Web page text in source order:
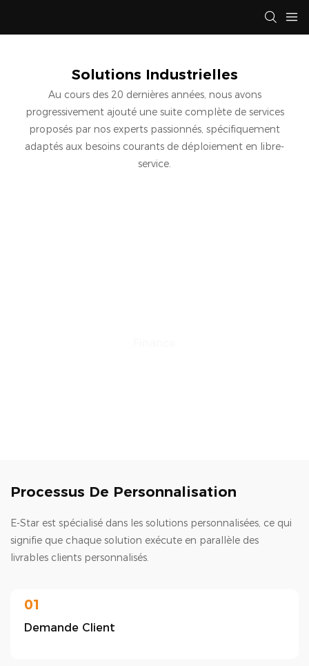
Solutions Industrielles
Au cours des 20 dernières années, nous avons
progressivement ajouté une suite complète de services
proposés par nos experts passionnés, spécifiquement
adaptés aux besoins courants de déploiement en libre-
service.
Processus De Personnalisation
E-Star est spécialisé dans les solutions personnalisées, ce qui
signifie que chaque solution exécute en parallèle des
livrables clients personnalisés.
01
Demande Client